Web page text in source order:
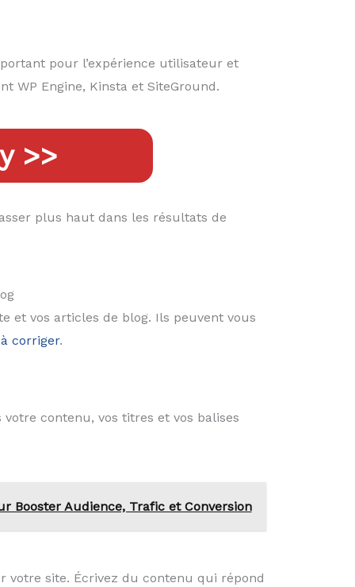
pour l’expérience utilisateur et
WP Engine, Kinsta et SiteGround.
>>
plus haut dans les résultats de
et vos articles de blog. Ils peuvent vous
corriger.
contenu, vos titres et vos balises
Booster Audience, Trafic et Conversion
site. Écrivez du contenu qui répond